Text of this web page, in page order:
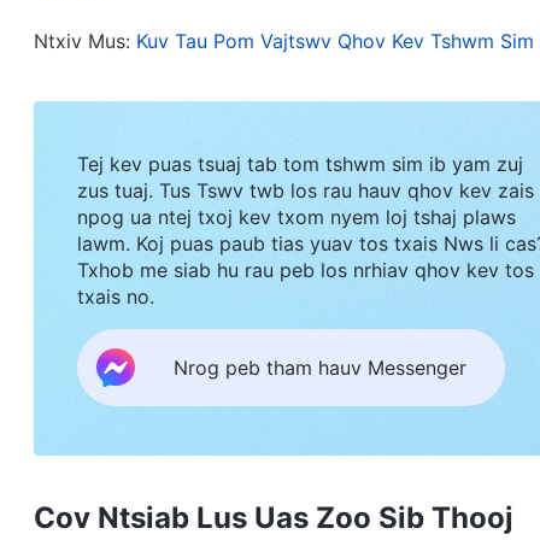
rau hauv nej ntau npaum li cas? Kuv tej lus puas
tsim nyog ua Kuv cov neeg li? Yog nej twb tsis
qhov no qhia tau hais tias nej yeej nrhiav teeb
lam ua es kom zoo li yeej ua lawm xwb, thiab
ntawd los txog, ces nej yuav raug muab ntiab
tob tsis muaj chaw tws ua zaum thib ob. Tej no
tsis saib tej lus no tseem ceeb yuav raug Kuv
teem tseg ntawd, yuav ntsib kev puas ntsoog.
thiab Tes Hauj Lwm ntawm Vajtswv. Vajtswv Cov Lus
ua rau kuv muaj lub zog loj tshaj, zoo npaum
tim ntsej tim muag ntag. Kuv hnov zoo li
zwm rau Kuv puas yog tiag ma? Lub sij hawm
Ntxiv Mus: Kuv Tau Pom Vajtswv Qhov Kev Tshwm Sim
Tej kev puas tsuaj tab tom tshwm sim ib yam zuj
zus tuaj. Tus Tswv twb los rau hauv qhov kev zais
npog ua ntej txoj kev txom nyem loj tshaj plaws
lawm. Koj puas paub tias yuav tos txais Nws li
Txhob me siab hu rau peb los nrhiav qhov kev tos
txais no.
Nrog peb tham hauv Messenger
Cov Ntsiab Lus Uas Zoo Sib Thooj